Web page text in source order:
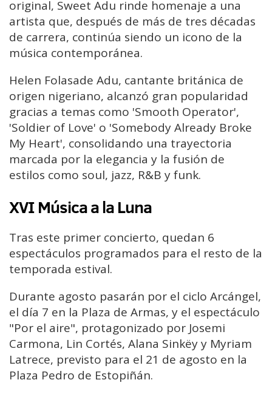
original, Sweet Adu rinde homenaje a una
artista que, después de más de tres décadas
de carrera, continúa siendo un icono de la
música contemporánea.
Helen Folasade Adu, cantante británica de
origen nigeriano, alcanzó gran popularidad
gracias a temas como 'Smooth Operator',
'Soldier of Love' o 'Somebody Already Broke
My Heart', consolidando una trayectoria
marcada por la elegancia y la fusión de
estilos como soul, jazz, R&B y funk.
XVI Música a la Luna
Tras este primer concierto, quedan 6
espectáculos programados para el resto de la
temporada estival.
Durante agosto pasarán por el ciclo Arcángel,
el día 7 en la Plaza de Armas, y el espectáculo
"Por el aire", protagonizado por Josemi
Carmona, Lin Cortés, Alana Sinkëy y Myriam
Latrece, previsto para el 21 de agosto en la
Plaza Pedro de Estopiñán.